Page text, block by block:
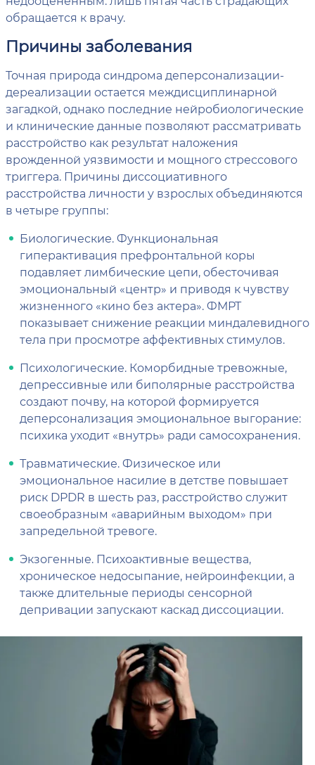
обращается к врачу.
Причины заболевания
Точная природа синдрома деперсонализации-
дереализации остается междисциплинарной
загадкой, однако последние нейробиологические
и клинические данные позволяют рассматривать
расстройство как результат наложения
врожденной уязвимости и мощного стрессового
триггера. Причины диссоциативного
расстройства личности у взрослых объединяются
в четыре группы:
Биологические. Функциональная
гиперактивация префронтальной коры
подавляет лимбические цепи, обесточивая
эмоциональный «центр» и приводя к чувству
жизненного «кино без актера». ФМРТ
показывает снижение реакции миндалевидного
тела при просмотре аффективных стимулов.
Психологические. Коморбидные тревожные,
депрессивные или биполярные расстройства
создают почву, на которой формируется
деперсонализация эмоциональное выгорание:
психика уходит «внутрь» ради самосохранения.
Травматические. Физическое или
эмоциональное насилие в детстве повышает
риск DPDR в шесть раз, расстройство служит
своеобразным «аварийным выходом» при
запредельной тревоге.
Экзогенные. Психоактивные вещества,
хроническое недосыпание, нейроинфекции, а
также длительные периоды сенсорной
депривации запускают каскад диссоциации.